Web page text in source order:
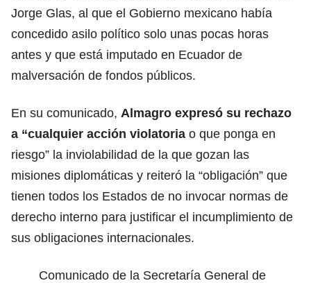
Jorge Glas, al que el Gobierno mexicano había
concedido asilo político solo unas pocas horas
antes y que está imputado en Ecuador de
malversación de fondos públicos.
En su comunicado, Almagro expresó su rechazo
a “cualquier acción violatoria o que ponga en
riesgo” la inviolabilidad de la que gozan las
misiones diplomáticas y reiteró la “obligación” que
tienen todos los Estados de no invocar normas de
derecho interno para justificar el incumplimiento de
sus obligaciones internacionales.
Comunicado de la Secretaría General de